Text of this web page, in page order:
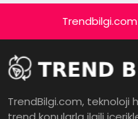
TrendBilgi.com, teknoloji